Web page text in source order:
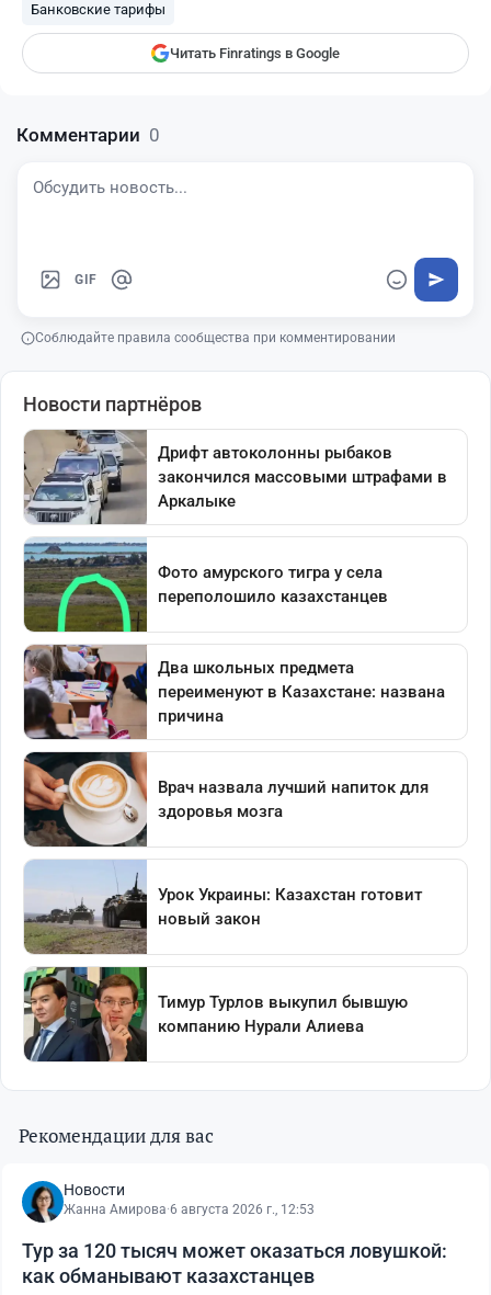
Банковские тарифы
Читать Finratings в Google
Комментарии 0
GIF
Соблюдайте правила сообщества при комментировании
Рекомендации для вас
Новости
Жанна Амирова·6 августа 2026 г., 12:53
Тур за 120 тысяч может оказаться ловушкой:
как обманывают казахстанцев